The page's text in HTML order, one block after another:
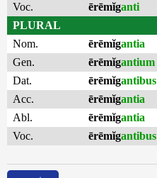
Voc.
ērēmĭganti
PLURAL
Nom.
ērēmĭgantia
Gen.
ērēmĭgantium
Dat.
ērēmĭgantibus
Acc.
ērēmĭgantia
Abl.
ērēmĭgantia
Voc.
ērēmĭgantibus